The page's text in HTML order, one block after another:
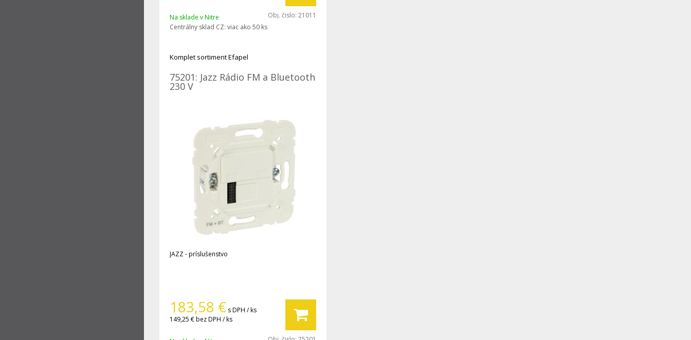
Na sklade v Nitre Obj. čislo: 21011
Centrálny sklad CZ: viac ako 50 ks
Komplet sortiment Efapel
75201: Jazz Rádio FM a Bluetooth
230 V
JAZZ - príslušenstvo
183,58 € s DPH / ks
149,25 €bez DPH / ks